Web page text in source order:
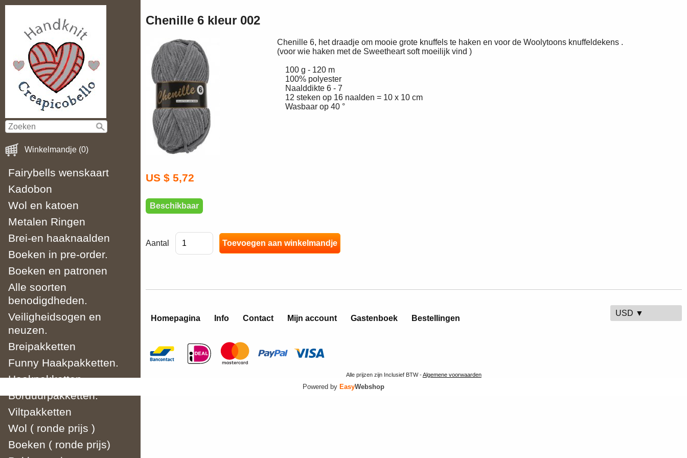
Winkelmandje (0)
Fairybells wenskaart
Kadobon
Wol en katoen
Metalen Ringen
Brei-en haaknaalden
Boeken in pre-order.
Boeken en patronen
Alle soorten
benodigdheden.
Veiligheidsogen en
neuzen.
Breipakketten
Funny Haakpakketten.
Haakpakketten
Borduurpakketten.
Viltpakketten
Wol ( ronde prijs )
Boeken ( ronde prijs)
Chenille 6 kleur 002
Chenille 6, het draadje om mooie grote knuffels te haken en voor de Woolytoons knuffeldekens .
(voor wie haken met de Sweetheart soft moeilijk vind )
100 g - 120 m
100% polyester
Naalddikte 6 - 7
12 steken op 16 naalden = 10 x 10 cm
Wasbaar op 40 °
US $ 5,72
Beschikbaar
Aantal
Homepagina Info Contact Mijn account Gastenboek Bestellingen
USD ▼
Alle prijzen zijn Inclusief BTW -Algemene voorwaarden
Powered by EasyWebshop